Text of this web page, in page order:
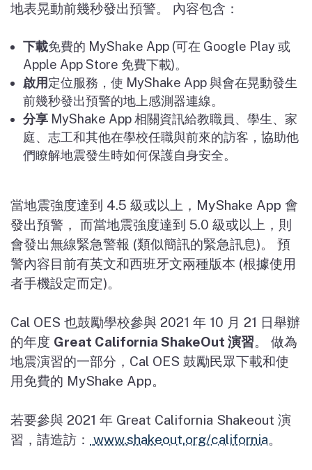
地表晃動前幾秒發出預警。 內容包含：
下載免費的 MyShake App (可在 Google Play或
Apple App Store 免費下載)。
啟用定位服務，使 MyShake App與會在晃動發生
前幾秒發出預警的地上感測器連線。
分享 MyShake App相關資訊給教職員、學生、家
庭、志工和其他在學校任職與前來的訪客，協助他
們瞭解地震發生時如何保護自身安全。
當地震強度達到 4.5 級或以上， MyShake App 會
發出預警， 而當地震強度達到 5.0 級或以上，則
會發出無線緊急警報 (類似簡訊的緊急訊息)。 預
警內容目前有英文和西班牙文兩種版本 (根據使用
者手機設定而定)。
Cal OES 也鼓勵學校參與 2021 年 10 月 21 日舉辦
的年度 Great California ShakeOut 演習。
做為
地震演習的一部分， Cal OES 鼓勵民眾下載和使
用免費的 MyShake App。
若要參與 2021 年 Great California Shakeout 演
習，請造訪： www.shakeout.org/california。